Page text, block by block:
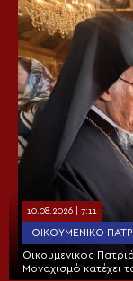
10.08.2026 | 7:11
ΟΙΚΟΥΜΕΝΙΚΌ
Οικουμενικός
Μοναχισμό κατέχει